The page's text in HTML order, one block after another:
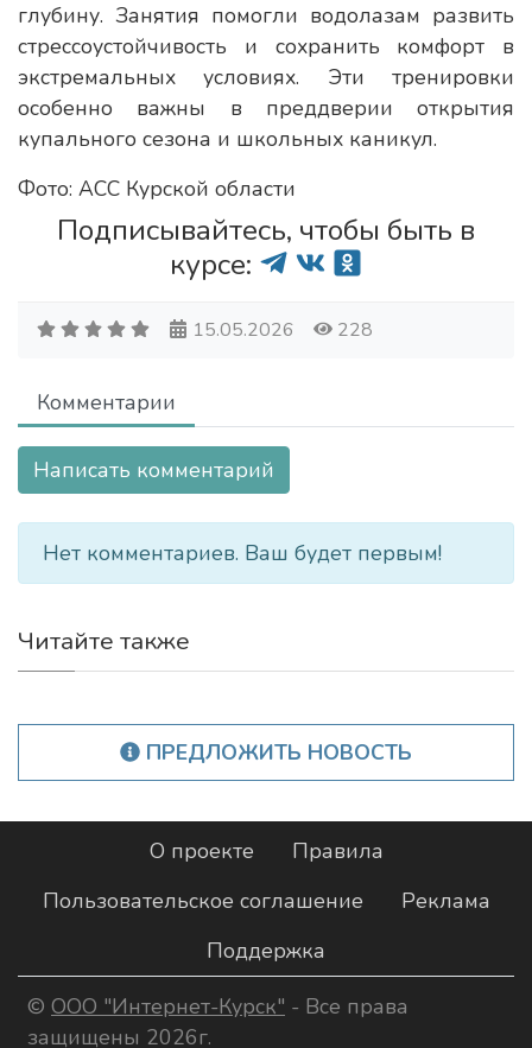
глубину. Занятия помогли водолазам развить
стрессоустойчивость и сохранить комфорт в
экстремальных условиях. Эти тренировки
особенно важны в преддверии открытия
купального сезона и школьных каникул.
Фото: АСС Курской области
Подписывайтесь, чтобы быть в
курсе:
15.05.2026 228
Комментарии
Написать комментарий
Нет комментариев. Ваш будет первым!
Читайте также
ПРЕДЛОЖИТЬ НОВОСТЬ
О проекте
Правила
Пользовательское соглашение
Реклама
Поддержка
© ООО "Интернет-Курск" - Все права
защищены 2026г.